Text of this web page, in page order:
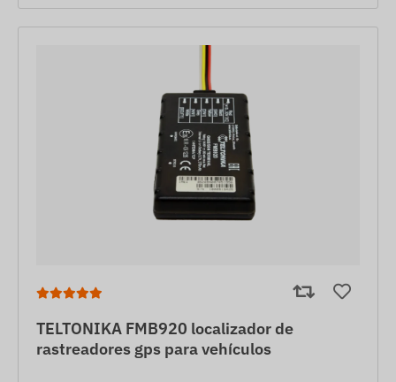
TELTONIKA FMB920 localizador de
rastreadores gps para vehículos